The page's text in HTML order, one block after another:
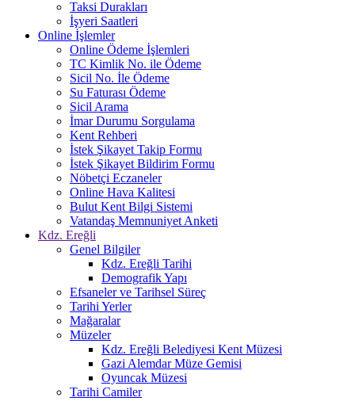
Taksi Durakları
İşyeri Saatleri
Online İşlemler
Online Ödeme İşlemleri
TC Kimlik No. ile Ödeme
Sicil No. İle Ödeme
Su Faturası Ödeme
Sicil Arama
İmar Durumu Sorgulama
Kent Rehberi
İstek Şikayet Takip Formu
İstek Şikayet Bildirim Formu
Nöbetçi Eczaneler
Online Hava Kalitesi
Bulut Kent Bilgi Sistemi
Vatandaş Memnuniyet Anketi
Kdz. Ereğli
Genel Bilgiler
Kdz. Ereğli Tarihi
Demografik Yapı
Efsaneler ve Tarihsel Süreç
Tarihi Yerler
Mağaralar
Müzeler
Kdz. Ereğli Belediyesi Kent Müzesi
Gazi Alemdar Müze Gemisi
Oyuncak Müzesi
Tarihi Camiler